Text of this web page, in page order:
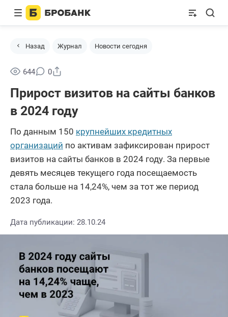
Назад Журнал Новости сегодня
644 0
Прирост визитов на сайты банков
в 2024 году
По данным 150 крупнейших кредитных
организаций по активам зафиксирован прирост
визитов на сайты банков в 2024 году. За первые
девять месяцев текущего года посещаемость
стала больше на 14,24%, чем за тот же период
2023 года.
Дата публикации: 28.10.24